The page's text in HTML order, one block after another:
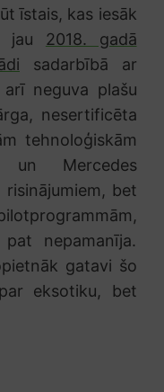
īstais, kas iesāk
jau 2018. gadā
sadarbībā ar
neguva plašu
nesertificēta
tehnoloģiskām
un Mercedes
bet
nepamanīja.
gatavi šo
eksotiku, bet